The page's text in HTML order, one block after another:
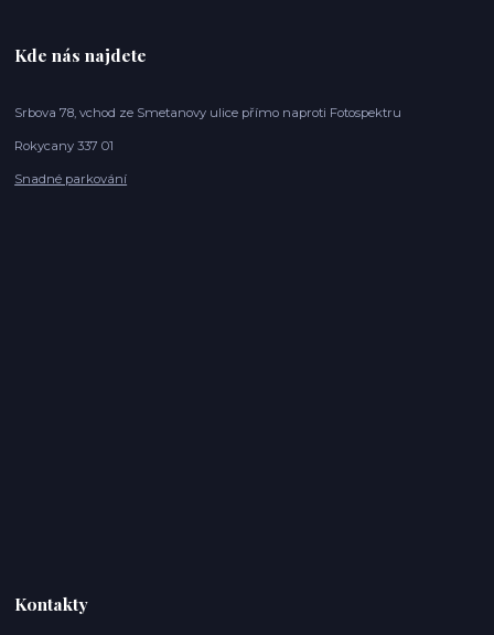
Kde nás najdete
Srbova 78, vchod ze Smetanovy ulice přímo naproti Fotospektru
Rokycany 337 01
Snadné parkování
Kontakty